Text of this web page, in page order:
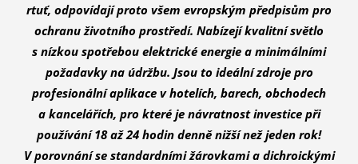
rtuť, odpovídají proto všem evropským předpisům pro
ochranu životního prostředí. Nabízejí kvalitní světlo
s nízkou spotřebou elektrické energie a minimálními
požadavky na údržbu. Jsou to ideální zdroje pro
profesionální aplikace v hotelích, barech, obchodech
a kancelářích, pro které je návratnost investice při
používání 18 až 24 hodin denně nižší než jeden rok!
V porovnání se standardními žárovkami a dichroickými